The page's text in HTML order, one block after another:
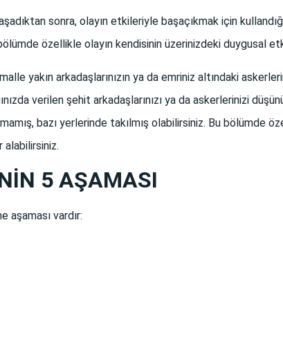
sonra, olayın etkileriyle başaçıkmak için
özellikle olayın kendisinin üzerinizdeki duygusal
yakın arkadaşlarınızın ya da emriniz altındaki
verilen şehit arkadaşlarınızı ya da askerlerinizi
bazı yerlerinde takılmış olabilirsiniz. Bu bölümde
alabilirsiniz.
5 AŞAMASI
aşaması vardır: